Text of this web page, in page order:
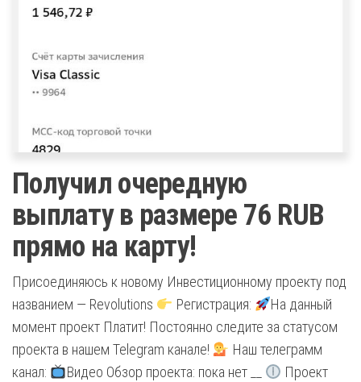
Получил очередную
выплату в размере 76 RUB
прямо на карту!
Присоединяюсь к новому Инвестиционному проекту под
названием — Revolutions
Регистрация:
На данный
момент проект Платит! Постоянно следите за статусом
проекта в нашем Telegram канале!
Наш телеграмм
канал:
Видео Обзор проекта: пока нет __
Проект